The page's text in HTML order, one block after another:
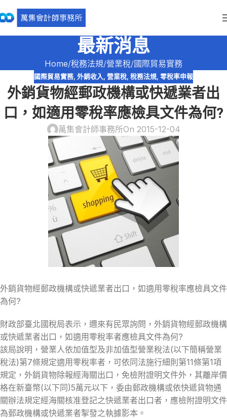
最新消息
Home 稅務法規 營業稅 國際貿易實務
國際貿易實務, 外銷收入, 營業稅, 稅務法規, 零稅率申報
外銷貨物經郵政機構或快遞業者出
口，如適用零稅率應檢具文件為何?
萬集會計師事務所On 2015-12-04
外銷貨物經郵政機構或快遞業者出口，如適用零稅率應檢具文件
為何?
財政部臺北國稅局表示，邇來有民眾詢問，外銷貨物經郵政機構
或快遞業者出口，如適用零稅率者應檢具文件為何?
該局說明，營業人依加值型及非加值型營業稅法(以下簡稱營業
稅法)第7條規定適用零稅率者，可依同法施行細則第11條第1項
規定，外銷貨物除報經海關出口，免檢附證明文件外，其離岸價
格在新臺幣(以下同)5萬元以下，委由郵政機構或依快遞貨物通
關辦法規定經海關核准登記之快遞業者出口者，應檢附證明文件
為郵政機構或快遞業者掣發之執據影本。